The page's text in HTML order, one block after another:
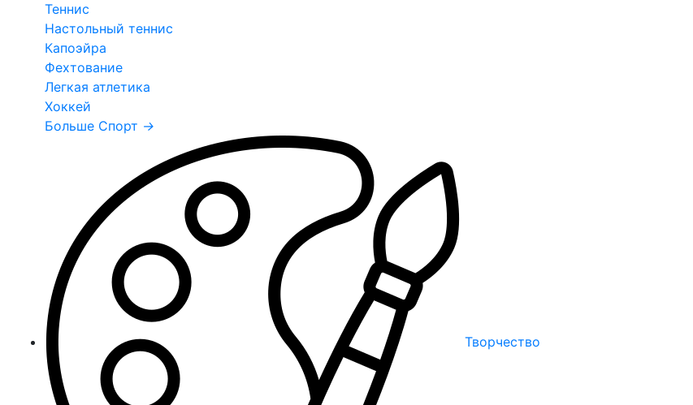
Теннис
Настольный теннис
Капоэйра
Фехтование
Легкая атлетика
Хоккей
Больше Спорт →
Творчество